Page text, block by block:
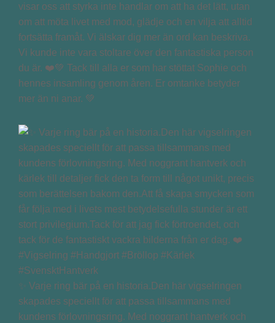
visar oss att styrka inte handlar om att ha det lätt, utan
om att möta livet med mod, glädje och en vilja att alltid
fortsätta framåt. Vi älskar dig mer än ord kan beskriva.
Vi kunde inte vara stoltare över den fantastiska person
du är. ❤️💚 Tack till alla er som har stöttat Sophie och
hennes insamling genom åren. Er omtanke betyder
mer än ni anar. 💚
✨ Varje ring bär på en historia.Den här vigselringen
skapades speciellt för att passa tillsammans med
kundens förlovningsring. Med noggrant hantverk och